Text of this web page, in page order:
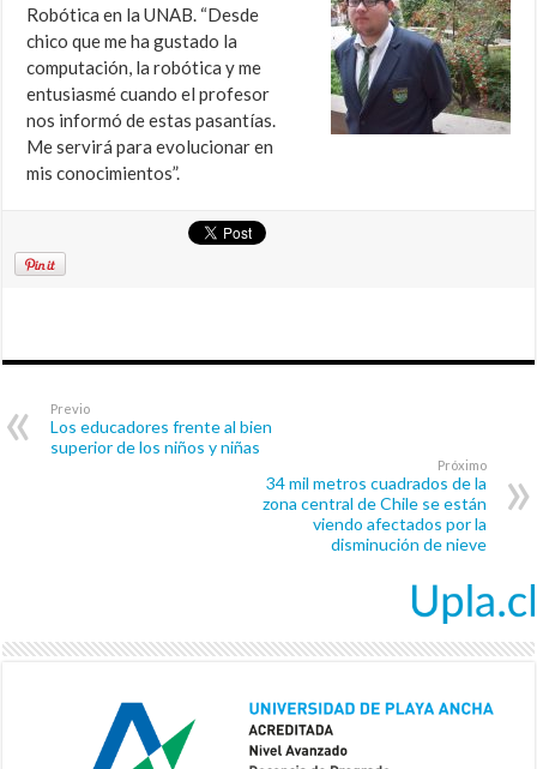
Robótica en la UNAB. “Desde
chico que me ha gustado la
computación, la robótica y me
entusiasmé cuando el profesor
nos informó de estas pasantías.
Me servirá para evolucionar en
mis conocimientos”.
Previo
Los educadores frente al bien
superior de los niños y niñas
Próximo
34 mil metros cuadrados de la
zona central de Chile se están
viendo afectados por la
disminución de nieve